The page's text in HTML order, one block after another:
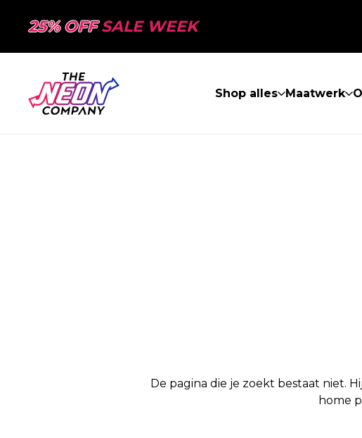
25% OFFSALE WEEK
Shop alles Maatwerk
De pagina die je zoekt bestaat niet.
home